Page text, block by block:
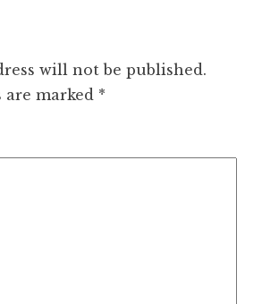
will not be published.
are marked *